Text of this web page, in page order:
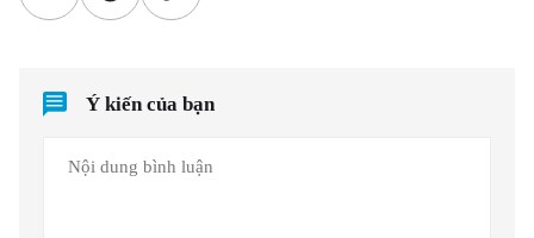
Ý kiến của bạn